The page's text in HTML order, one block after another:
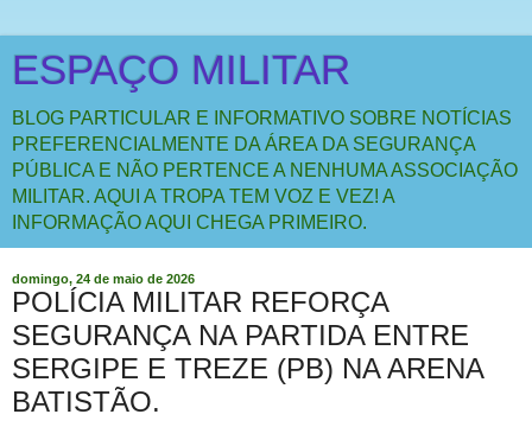
ESPAÇO MILITAR
BLOG PARTICULAR E INFORMATIVO SOBRE NOTÍCIAS
PREFERENCIALMENTE DA ÁREA DA SEGURANÇA
PÚBLICA E NÃO PERTENCE A NENHUMA ASSOCIAÇÃO
MILITAR. AQUI A TROPA TEM VOZ E VEZ! A
INFORMAÇÃO AQUI CHEGA PRIMEIRO.
domingo, 24 de maio de 2026
POLÍCIA MILITAR REFORÇA
SEGURANÇA NA PARTIDA ENTRE
SERGIPE E TREZE (PB) NA ARENA
BATISTÃO.